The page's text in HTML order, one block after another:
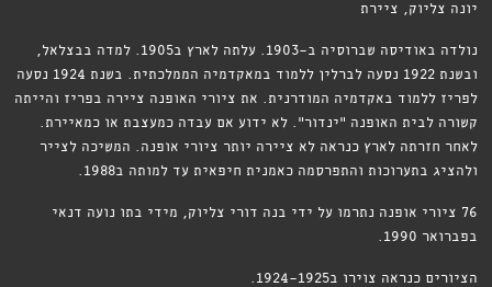
יונה צליוק, ציירת
נולדה באודיסה שברוסיה ב-1903. עלתה לארץ ב1905. למדה בבצלאל,
ובשנת 1922 נסעה לברלין ללמוד במאקדמיה הממלכתית. בשנת 1924 נסעה
לפריז ללמוד באקדמיה המודרנית. את ציורי האופנה ציירה בפריז והייתה
קשורה לבית האופנה ״ינדור״. לא ידוע אם עבדה כמעצבת או כמאיירת.
לאחר חזרתה לארץ כנראה לא ציירה יותר ציורי אופנה. המשיכה לצייר
ולהציג בתערוכות והתפרסמה כאמנית חיפאית עד למותה ב1988.
76 ציורי אופנה נתרמו על ידי בנה דורי צליוק, מידי בתו נועה דנאי
בפברואר 1990.
הציורים כנראה צוירו ב1924-1925.